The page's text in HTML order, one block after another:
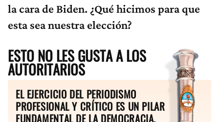
la cara de Biden. ¿Qué hicimos para que
esta sea nuestra elección?
ESTO NO LES GUSTA A LOS
AUTORITARIOS
EL EJERCICIO DEL PERIODISMO
PROFESIONAL Y CRÍTICO ES UN PILAR
FUNDAMENTAL DE LA DEMOCRACIA.